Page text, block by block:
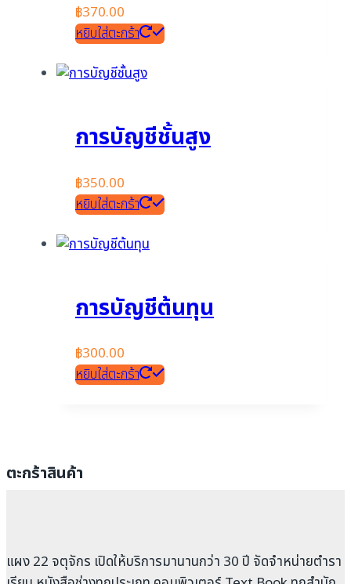
฿370.00
หยิบใส่ตะกร้า
การบัญชีชั้นสูง
฿350.00
หยิบใส่ตะกร้า
การบัญชีต้นทุน
฿300.00
หยิบใส่ตะกร้า
ตะกร้าสินค้า
แผง 22 จตุจักร เปิดให้บริการมานานกว่า 30 ปี จัดจำหน่ายตำรา